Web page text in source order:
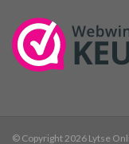
© Copyright 2026 Lytse